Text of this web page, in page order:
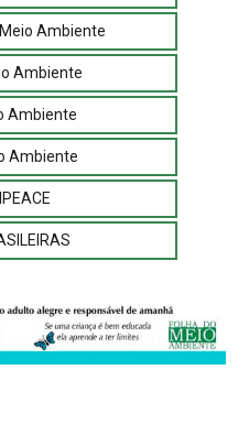
Ambiente
Ambiente
Ambiente
Ambiente